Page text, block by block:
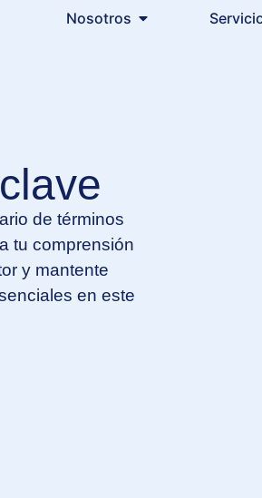
Nosotros
de términos
tu comprensión
y mantente
en este